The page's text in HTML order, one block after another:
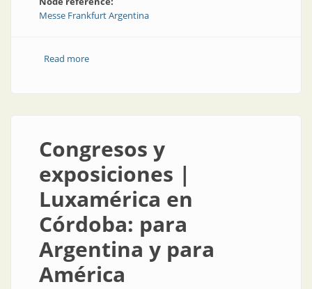
Messe Frankfurt Argentina
Read moreabout Congreso y exposiciones | Las exposiciones
Congresos y
exposiciones |
Luxamérica en
Córdoba: para
Argentina y para
América